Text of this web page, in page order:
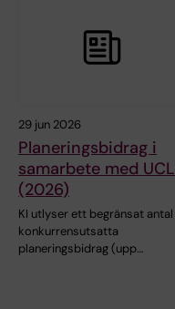
29 jun 2026
Planeringsbidrag i
samarbete med UCL
(2026)
KI utlyser ett begränsat antal
konkurrensutsatta
planeringsbidrag (upp…